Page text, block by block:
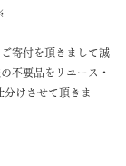
寄付を頂きまして誠
不要品をリユース・
分けさせて頂きま